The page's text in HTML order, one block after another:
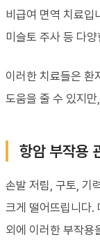
비급여 면역 치료입
미슬토 주사 등 다
이러한 치료들은 환
도움을 줄 수 있지
항암 부작용
손발 저림, 구토, 기
크게 떨어뜨립니다.
외에 이러한 부작용